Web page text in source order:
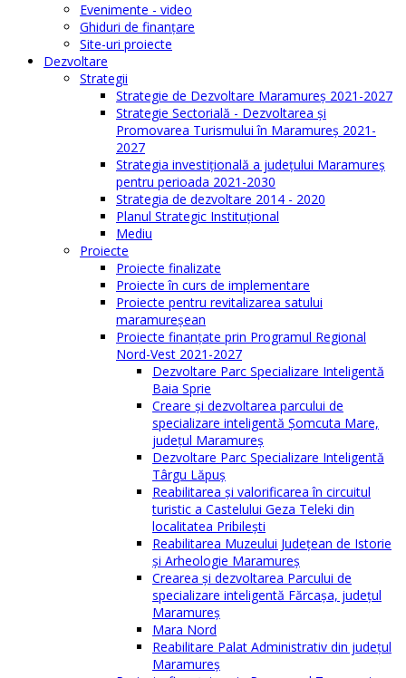
Evenimente - video
Ghiduri de finanţare
Site-uri proiecte
Dezvoltare
Strategii
Strategie de Dezvoltare Maramureș 2021-2027
Strategie Sectorială - Dezvoltarea și
Promovarea Turismului în Maramureș 2021-
2027
Strategia investiţională a județului Maramureș
pentru perioada 2021-2030
Strategia de dezvoltare 2014 - 2020
Planul Strategic Instituţional
Mediu
Proiecte
Proiecte finalizate
Proiecte în curs de implementare
Proiecte pentru revitalizarea satului
maramureşean
Proiecte finanțate prin Programul Regional
Nord-Vest 2021-2027
Dezvoltare Parc Specializare Inteligentă
Baia Sprie
Creare și dezvoltarea parcului de
specializare inteligentă Șomcuta Mare,
județul Maramureș
Dezvoltare Parc Specializare Inteligentă
Târgu Lăpuș
Reabilitarea și valorificarea în circuitul
turistic a Castelului Geza Teleki din
localitatea Pribilești
Reabilitarea Muzeului Județean de Istorie
și Arheologie Maramureș
Crearea și dezvoltarea Parcului de
specializare inteligentă Fărcașa, județul
Maramureș
Mara Nord
Reabilitare Palat Administrativ din județul
Maramureș